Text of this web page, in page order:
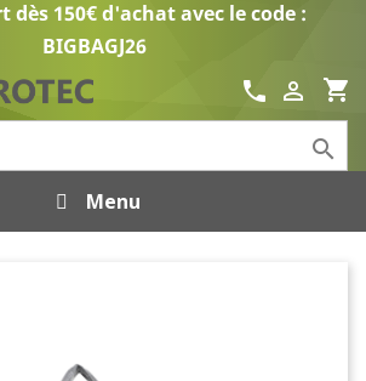
dès 150€ d'achat avec le code :
BIGBAGJ26
shopping_cart

call

Menu